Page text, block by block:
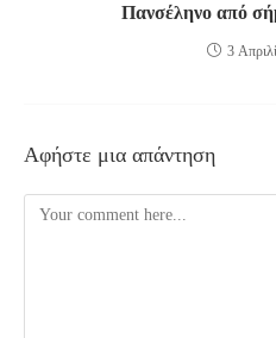
Πανσέληνο από
3
Αφήστε μια απάντηση
Comment